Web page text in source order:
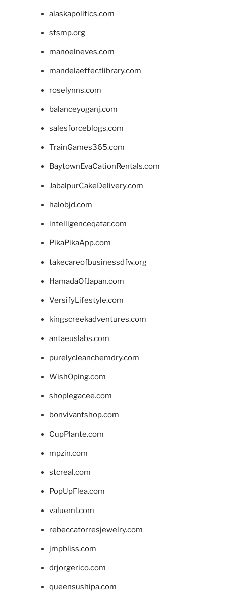
alaskapolitics.com
stsmp.org
manoelneves.com
mandelaeffectlibrary.com
roselynns.com
balanceyoganj.com
salesforceblogs.com
TrainGames365.com
BaytownEvaCationRentals.com
JabalpurCakeDelivery.com
halobjd.com
intelligenceqatar.com
PikaPikaApp.com
takecareofbusinessdfw.org
HamadaOfJapan.com
VersifyLifestyle.com
kingscreekadventures.com
antaeuslabs.com
purelycleanchemdry.com
WishOping.com
shoplegacee.com
bonvivantshop.com
CupPlante.com
mpzin.com
stcreal.com
PopUpFlea.com
valueml.com
rebeccatorresjewelry.com
jmpbliss.com
drjorgerico.com
queensushipa.com